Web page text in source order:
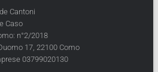
Cantoni
Caso
n°2/2018
17, 22100 Como
03799020130